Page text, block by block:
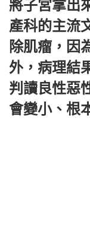
將子宮拿出
產科的主流
除肌瘤，因
外，病理結
判讀良性惡
會變小、根